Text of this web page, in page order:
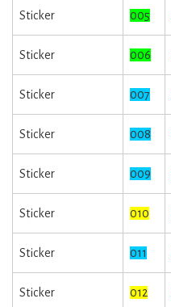
Sticker 005
Sticker 006
Sticker 007
Sticker 008
Sticker 009
Sticker 010
Sticker 011
Sticker 012